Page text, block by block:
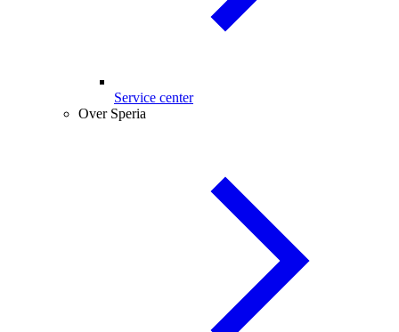
Service center
Over Speria